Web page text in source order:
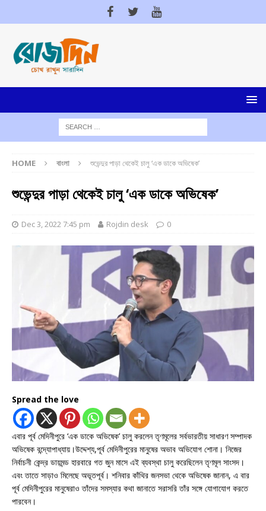
HOME বাংলা শুভেন্দুর পাড়া থেকেই চালু ‘এক ডাকে অভিষেক’
শুভেন্দুর পাড়া থেকেই চালু ‘এক ডাকে অভিষেক’
Dec 3, 2022 7:45 pm Rojdin desk 0
Spread the love
এবার পূর্ব মেদিনীপুরে ‘এক ডাকে অভিষেক’ চালু করলেন তৃণমূলের সর্বভারতীয় সাধারণ সম্পাদক
অভিষেক বন্দ্যোপাধ্যায়।উদ্দেশ্য,পূর্ব মেদিনীপুরের মানুষের অভাব অভিযোগ শোনা। নিজের
নির্বাচনী কেন্দ্র ডায়মন্ড হারবারে গত জুন মাসে এই ব্যবস্থা চালু করেছিলেন তৃণমূল সাংসদ।
এবং তাতে সাড়াও মিলেছে অভূতপূর্ব। শনিবার কাঁথির জনসভা থেকে অভিষেক জানান, এ বার
পূর্ব মেদিনীপুরের মানুষেরাও তাঁদের সমস্যার কথা জানাতে সরাসরি তাঁর সঙ্গে যোগাযোগ করতে
পারবেন।